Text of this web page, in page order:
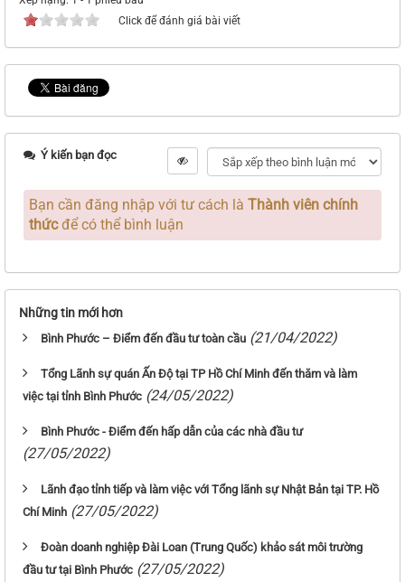
Click để đánh giá bài viết
Ý kiến bạn đọc
Bạn cần đăng nhập với tư cách là Thành viên chính
thứcđể có thể bình luận
Những tin mới hơn
Bình Phước – Điểm đến đầu tư toàn cầu (21/04/2022)
Tổng Lãnh sự quán Ấn Độ tại TP Hồ Chí Minh đến thăm và làm
việc tại tỉnh Bình Phước (24/05/2022)
Bình Phước - Điểm đến hấp dẫn của các nhà đầu tư
(27/05/2022)
Lãnh đạo tỉnh tiếp và làm việc với Tổng lãnh sự Nhật Bản tại TP. Hồ
Chí Minh (27/05/2022)
Đoàn doanh nghiệp Đài Loan (Trung Quốc) khảo sát môi trường
đầu tư tại Bình Phước (27/05/2022)